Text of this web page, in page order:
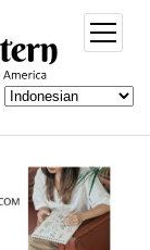
open
menu